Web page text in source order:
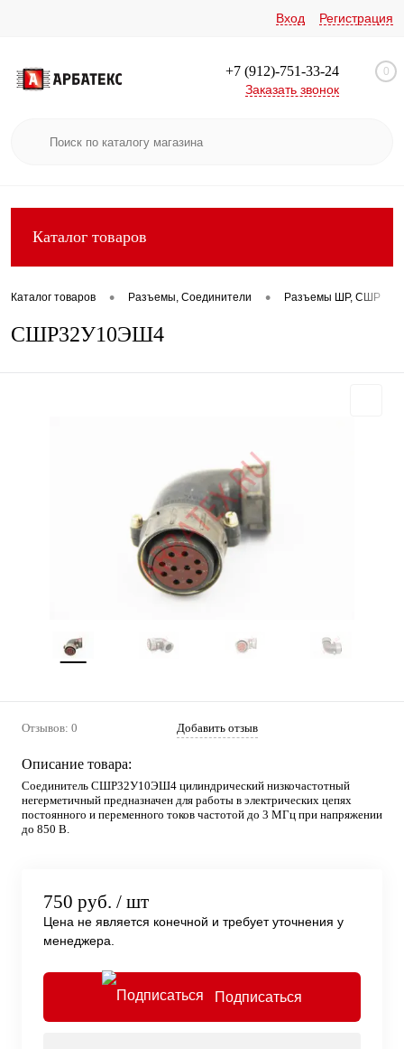
Вход Регистрация
+7 (912)-751-33-24
Заказать звонок
0
Каталог товаров
Каталог товаров • Разъемы, Соединители • Разъемы ШР, СШР
СШР32У10ЭШ4
Отзывов: 0 Добавить отзыв
Описание товара:
Соединитель СШР32У10ЭШ4 цилиндрический низкочастотный
негерметичный предназначен для работы в электрических цепях
постоянного и переменного токов частотой до 3 МГц при напряжении
до 850 В.
750 руб. / шт
Цена не является конечной и требует уточнения у
менеджера.
Подписаться